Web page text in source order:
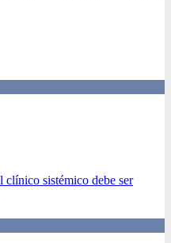
clínico sistémico debe ser